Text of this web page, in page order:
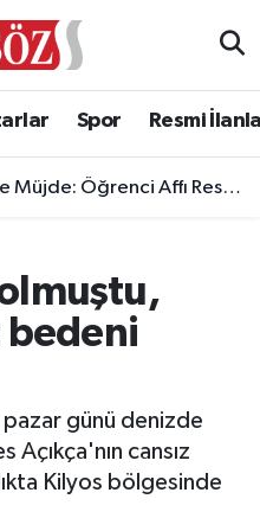
Spor Resmi
Affı Resmi Gazete'de Yayımlandı!
bedeni
pazar günü denizde
Açıkça'nın cansız
Kilyos bölgesinde
Haritası
ve Fikstür